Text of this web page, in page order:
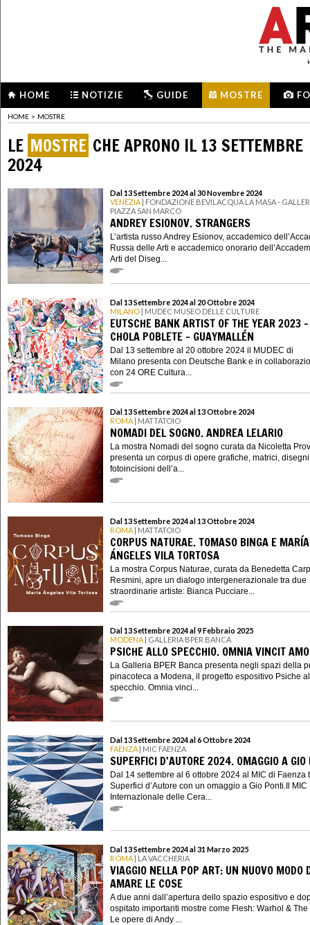
HOME NOTIZIE GUIDE MOSTRE
HOME > MOSTRE
LE MOSTRE CHE APRONO IL 13 SETTEMBRE
2024
Dal 13 Settembre 2024 al 30 Novembre 2024
VENEZIA | FONDAZIONE BEVILACQUA LA MASA -
PIAZZA SAN MARCO
ANDREY ESIONOV. STRANGERS
L’artista russo Andrey Esionov, accademico
Russa delle Arti e accademico onorario
Arti del Diseg...
Dal 13 Settembre 2024 al 20 Ottobre 2024
MILANO | MUDEC MUSEO DELLE CULTURE
EUTSCHE BANK ARTIST OF THE YEAR 2023
CHOLA POBLETE – GUAYMALLÉN
Dal 13 settembre al 20 ottobre 2024 il MUDEC di
Milano presenta con Deutsche Bank e in
con 24 ORE Cultura...
Dal 13 Settembre 2024 al 13 Ottobre 2024
ROMA | MATTATOIO
NOMADI DEL SOGNO. ANDREA LELARIO
La mostra Nomadi del sogno curata da Nicoletta
presenta un corpus di opere grafiche, matrici,
fotoincisioni dell’a...
Dal 13 Settembre 2024 al 13 Ottobre 2024
ROMA | MATTATOIO
CORPUS NATURAE. TOMASO BINGA E MARÍA
ÁNGELES VILA TORTOSA
La mostra Corpus Naturae, curata da Benedetta
Resmini, apre un dialogo intergenerazionale tra due
straordinarie artiste: Bianca Pucciare...
Dal 13 Settembre 2024 al 9 Febbraio 2025
MODENA | GALLERIA BPER BANCA
PSICHE ALLO SPECCHIO. OMNIA VINCIT
La Galleria BPER Banca presenta negli spazi della
pinacoteca a Modena, il progetto espositivo Psiche
specchio. Omnia vinci...
Dal 13 Settembre 2024 al 6 Ottobre 2024
FAENZA | MIC FAENZA
SUPERFICI D'AUTORE 2024. OMAGGIO A GIO
Dal 14 settembre al 6 ottobre 2024 al MIC di Faenza
Superfici d’Autore con un omaggio a Gio Ponti.Il MIC
Internazionale delle Cera...
Dal 13 Settembre 2024 al 31 Marzo 2025
ROMA | LA VACCHERIA
VIAGGIO NELLA POP ART: UN NUOVO MODO
AMARE LE COSE
A due anni dall’apertura dello spazio espositivo e
ospitato importanti mostre come Flesh: Warhol & The
Le opere di Andy ...